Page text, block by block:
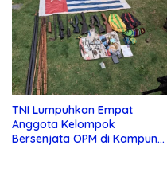
TNI Lumpuhkan Empat
Anggota Kelompok
Bersenjata OPM di Kampung